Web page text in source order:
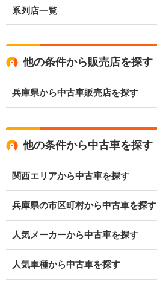
系列店一覧
他の条件から販売店を探す
兵庫県から中古車販売店を探す
他の条件から中古車を探す
関西エリアから中古車を探す
兵庫県の市区町村から中古車を探す
人気メーカーから中古車を探す
人気車種から中古車を探す